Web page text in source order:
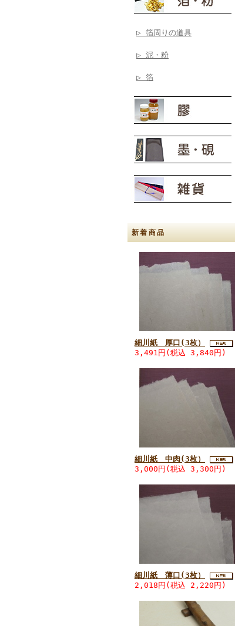
▷ 箔周りの道具
▷ 泥・粉
▷ 箔
新着商品
細川紙 厚口(3枚）
3,491円(税込 3,840円)
細川紙 中肉(3枚）
3,000円(税込 3,300円)
細川紙 薄口(3枚）
2,018円(税込 2,220円)